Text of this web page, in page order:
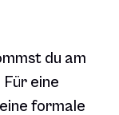
du am
eine
formale